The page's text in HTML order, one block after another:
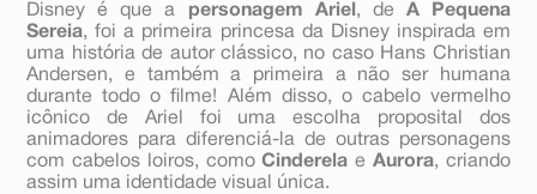
Disney é que a
personagem Ariel , de A Pequena
Sereia, foi a primeira princesa da Disney inspirada em
uma história de autor clássico, no caso Hans Christian
Andersen, e também a primeira a não ser humana
durante todo o filme! Além disso, o cabelo vermelho
icônico de Ariel foi uma escolha proposital dos
animadores para diferenciá-la de outras personagens
com cabelos loiros, comoCinderela e Aurora, criando
assim uma identidade visual única.